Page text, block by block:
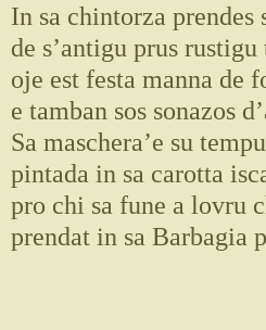
In sa chintorza prendes
de s’antigu prus rustigu
oje est festa manna de
e tamban sos sonazos
Sa maschera’e su
pintada in sa carotta
pro chi sa fune a lovru
prendat in sa Barbagia